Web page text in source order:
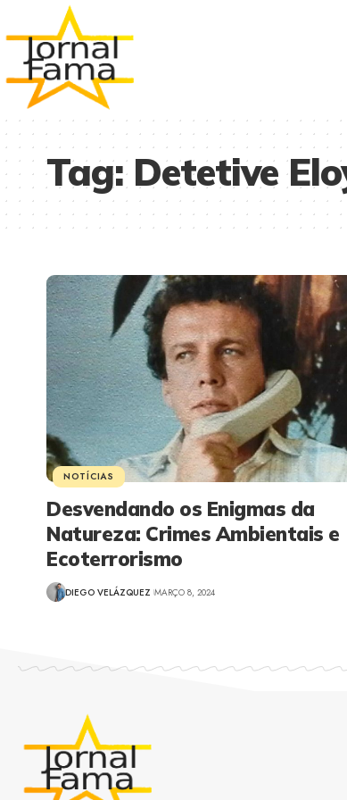
Tag:Detetive
NOTÍCIAS
Desvendando os Enigmas da
Natureza: Crimes Ambientais e
Ecoterrorismo
DIEGO VELÁZQUEZ MARÇO 8, 2024